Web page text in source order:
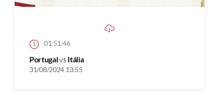
01:51:46
Portugalvs Itália
31/08/2024 13:55